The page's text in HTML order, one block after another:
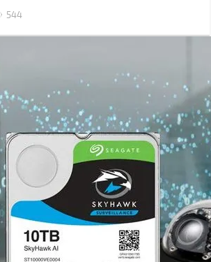
впоратися з тією чи іншою задачею.
544